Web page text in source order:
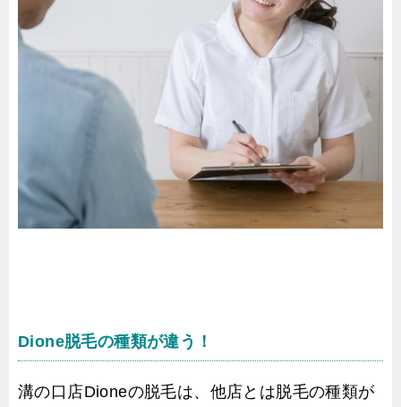
Dione脱毛の種類が違う！
溝の口店Dioneの脱毛は、他店とは脱毛の種類が